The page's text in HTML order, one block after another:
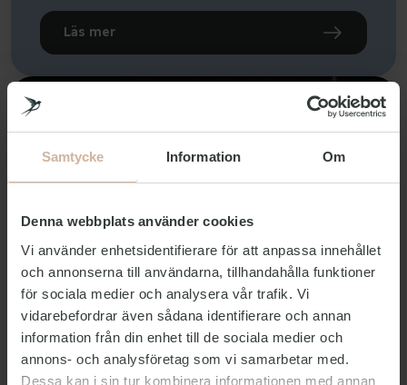
Samtycke Information Om
Denna webbplats använder cookies
Vi använder enhetsidentifierare för att anpassa innehållet
och annonserna till användarna, tillhandahålla funktioner
för sociala medier och analysera vår trafik. Vi
vidarebefordrar även sådana identifierare och annan
information från din enhet till de sociala medier och
annons- och analysföretag som vi samarbetar med.
Dessa kan i sin tur kombinera informationen med annan
och stolthet.
Copenhagen Pride Week är öppen för alla, oavsett
bakgrund eller sexuell läggning. Oavsett om du är en
jämlikhet och mångfald, möts du av en inkluderande
Varje år i augusti äger Copenhagen Pride Week rum på
och runt Rådhuspladsen. Under veckan erbjuds ett
varierat program från måndag till söndag, med Pride-
Läs mer